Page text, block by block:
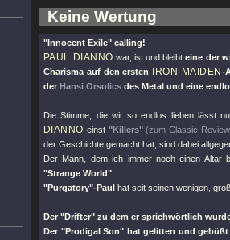
Keine Wertung
"Innocent Exile" calling!
PAUL DIANNO war, ist und bleibteine der
Charisma auf den ersten
IRON MAIDEN -
der Hansi Orsolics des Metal und eine
Die Stimme, die wir so endlos lieben lässt
DIANNO einst "Killers" (zum Classic
der Geschichte gemacht hat, sind dabei
Der Mann, dem ich immer noch einen Altar
"Strange World"
"Purgatory"-Paul hat seit seinen wenigen,
Der"Drifter" zu dem er sprichwörtlich
Der "Prodigal Son" hat gelitten und gebüßt